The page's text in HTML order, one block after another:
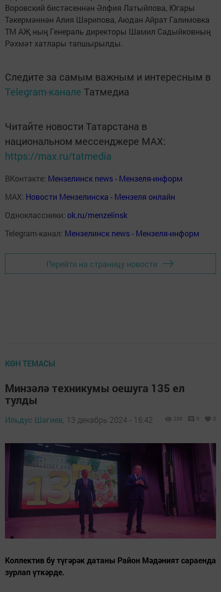
Воровский бистәсеннән Әлфия Латыйпова, Югары
Тәкермәннән Алия Шәрипова, Аюдан Айрат Галимовка
ТМ АҖ ның Генераль директоры Шамил Садыйковның
Рәхмәт хатлары тапшырылды.
Следите за самым важным и интересным в
Telegram-канале Татмедиа
Читайте новости Татарстана в
национальном мессенджере MАХ:
https://max.ru/tatmedia
ВКонтакте: Мензелинск news - Мензеля-информ
MAX: Новости Мензелинска - Мензеля онлайн
Одноклассники: ok.ru/menzelinsk
Telegram-канал: Мензелинск news - Мензеля-информ
Перейти на страницу новости
КӨН ТЕМАСЫ
Минзәлә техникумы оешуга 135 ел
тулды
Ильдус Шагиев, 13 декабрь 2024 - 16:42 233 0 0
Коллектив бу түгәрәк датаны Район Мәдәният сараенда
зурлап үткәрде.